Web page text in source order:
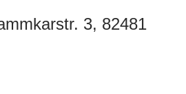
3, 82481